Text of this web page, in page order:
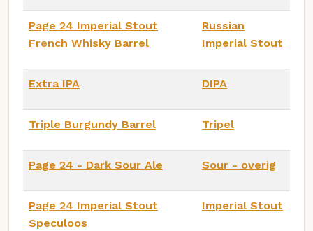
Page 24 Imperial Stout
French Whisky Barrel
Russian
Imperial Stout
Extra IPA DIPA
Triple Burgundy Barrel Tripel
Page 24 - Dark Sour Ale Sour - overig
Page 24 Imperial Stout
Speculoos
Imperial Stout